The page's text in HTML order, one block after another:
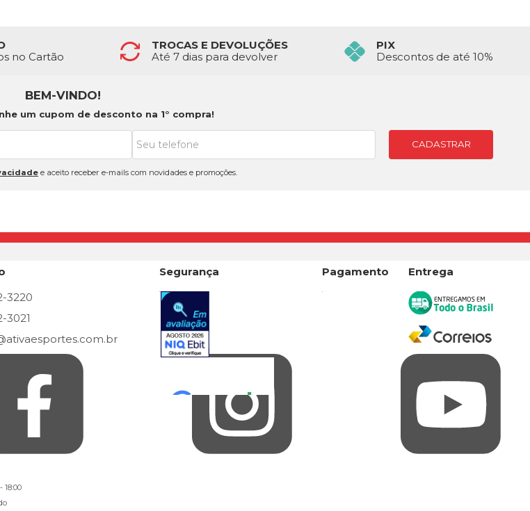
no Cartão
TROCAS E DEVOLUÇÕES
Até 7 dias para devolver
PIX
Descontos de até 10%
BEM-VINDO!
um cupom de desconto na 1° compra!
e aceito receber e-mails com novidades e promoções.
CADASTRAR
3220
3021
18:00
Segurança Pagamento Entrega